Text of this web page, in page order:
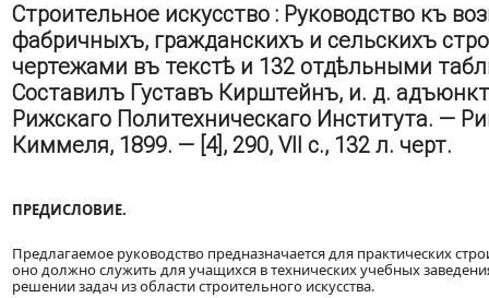
Строительное искусство : Руководство къ
фабричныхъ, гражданскихъ и сельскихъ
чертежами въ текстѣ и 132 отдѣльными
Составилъ Густавъ Кирштейнъ, и. д.
Рижскаго Политехническаго Института. —
Киммеля, 1899. — [4], 290, VII с., 132 л. черт.
ПРЕДИСЛОВИЕ.
Предлагаемое руководство предназначается для практических
оно должно служить для учащихся в технических учебных
решении задач из области строительного искусства.